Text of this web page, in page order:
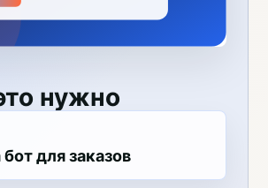
нужно
для заказов